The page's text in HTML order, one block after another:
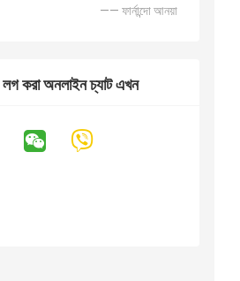
—— ফার্নান্দো আনয়া
লগ করা অনলাইন চ্যাট এখন